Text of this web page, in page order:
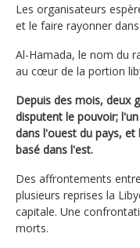
Les organisateurs
et le faire rayonner
Al-Hamada, le nom du
au cœur de la portion
Depuis des mois, deux
disputent le pouvoir;
dans l'ouest du pays,
basé dans l'est.
Des affrontements
plusieurs reprises la
capitale. Une
morts.